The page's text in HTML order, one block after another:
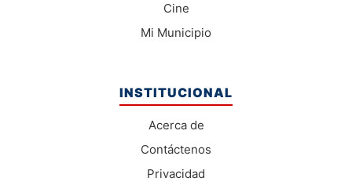
Cine
Mi Municipio
INSTITUCIONAL
Acerca de
Contáctenos
Privacidad